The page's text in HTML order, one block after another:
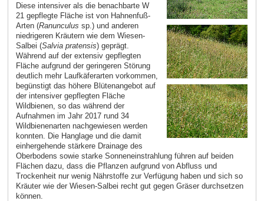
Diese intensiver als die benachbarte W
21 gepflegte Fläche ist von Hahnenfuß-
Arten (Ranunculus sp.) und anderen
niedrigeren Kräutern wie dem Wiesen-
Salbei (Salvia pratensis) geprägt.
Während auf der extensiv gepflegten
Fläche aufgrund der geringeren Störung
deutlich mehr Laufkäferarten vorkommen,
begünstigt das höhere Blütenangebot auf
der intensiver gepflegten Fläche
Wildbienen, so das während der
Aufnahmen im Jahr 2017 rund 34
Wildbienenarten nachgewiesen werden
konnten. Die Hanglage und die damit
einhergehende stärkere Drainage des
Oberbodens sowie starke Sonneneinstrahlung führen auf beiden
Flächen dazu, dass die Pflanzen aufgrund von Abfluss und
Trockenheit nur wenig Nährstoffe zur Verfügung haben und sich so
Kräuter wie der Wiesen-Salbei recht gut gegen Gräser durchsetzen
können.